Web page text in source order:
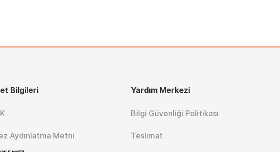
Bilgileri
Aydınlatma Metni
Yardım Merkezi
Bilgi Güvenliği Politikası
Teslimat